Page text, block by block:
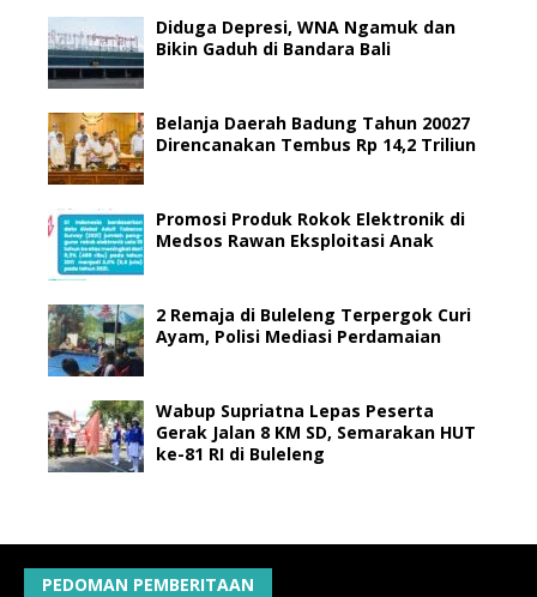
Diduga Depresi, WNA Ngamuk dan
Bikin Gaduh di Bandara Bali
Belanja Daerah Badung Tahun 20027
Direncanakan Tembus Rp 14,2 Triliun
Promosi Produk Rokok Elektronik di
Medsos Rawan Eksploitasi Anak
2 Remaja di Buleleng Terpergok Curi
Ayam, Polisi Mediasi Perdamaian
Wabup Supriatna Lepas Peserta
Gerak Jalan 8 KM SD, Semarakan HUT
ke-81 RI di Buleleng
PEDOMAN PEMBERITAAN